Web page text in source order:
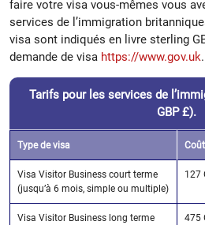
faire votre visa vous-mêmes vous
services de l’immigration
visa sont indiqués en livre sterling
demande de visa https://www.gov.uk.
Tarifs pour les services de
GBP £).
Type de visa
Visa Visitor Business court terme
(jusqu’à 6 mois, simple ou multiple)
127
Visa Visitor Business long terme
475